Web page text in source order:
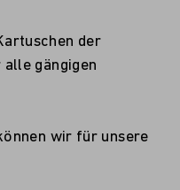
der
gängigen
wir für unsere